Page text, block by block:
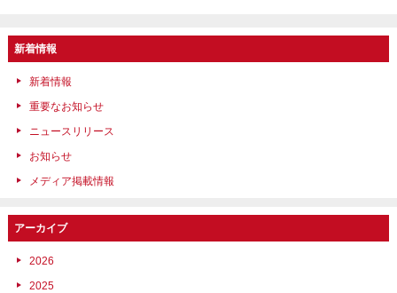
新着情報
新着情報
重要なお知らせ
ニュースリリース
お知らせ
メディア掲載情報
アーカイブ
2026
2025